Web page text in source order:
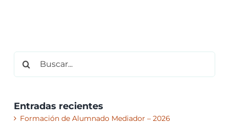
Entradas recientes
Formación de Alumnado Mediador – 2026